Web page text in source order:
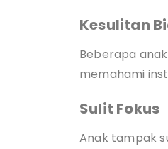
Kesulitan
Beberapa
memahami
Sulit Fokus
Anak tampak